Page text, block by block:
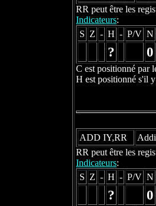
RR peut être les
Indicateurs:
S Z - H - P/V N
? 0
C est positionné par
H est positionné s'il
ADD IY,RR
RR peut être les
Indicateurs:
S Z - H - P/V N
? 0